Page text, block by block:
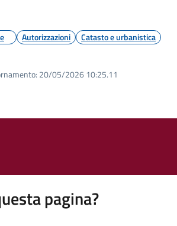
Autorizzazioni Catasto e urbanistica
20/05/2026 10:25.11
pagina?